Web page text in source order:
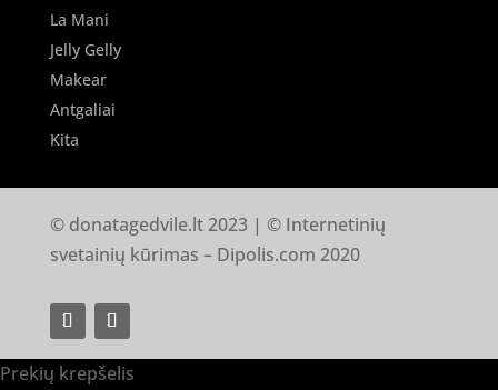
La Mani
Jelly Gelly
Makear
Antgaliai
Kita
© donatagedvile.lt 2023 | © Internetinių
svetainių kūrimas – Dipolis.com 2020
Prekių krepšelis